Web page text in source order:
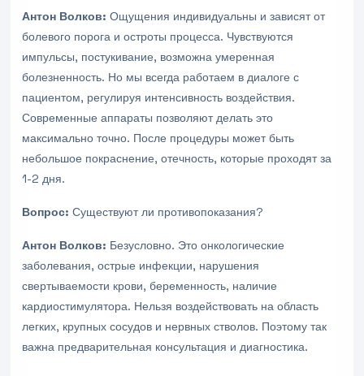
Антон Волков: Ощущения индивидуальны и зависят от
болевого порога и остроты процесса. Чувствуются
импульсы, постукивание, возможна умеренная
болезненность. Но мы всегда работаем в диалоге с
пациентом, регулируя интенсивность воздействия.
Современные аппараты позволяют делать это
максимально точно. После процедуры может быть
небольшое покраснение, отечность, которые проходят за
1-2 дня.
Вопрос: Существуют ли противопоказания?
Антон Волков: Безусловно. Это онкологические
заболевания, острые инфекции, нарушения
свертываемости крови, беременность, наличие
кардиостимулятора. Нельзя воздействовать на область
легких, крупных сосудов и нервных стволов. Поэтому так
важна предварительная консультация и диагностика.